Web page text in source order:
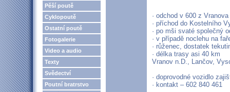
Pěší poutě
Cyklopoutě
Ostatní poutě
Fotogalerie
Video a audio
Texty
Svědectví
Poutní bratrstvo
· odchod v 600 z
· příchod do Kostelního
· po mši svaté společný
· v případě noclehu na
· růženec, dostatek
· délka trasy asi 40 km
Vranov n.D., Lančov,
· doprovodné vozidlo
· kontakt – 602 840 461